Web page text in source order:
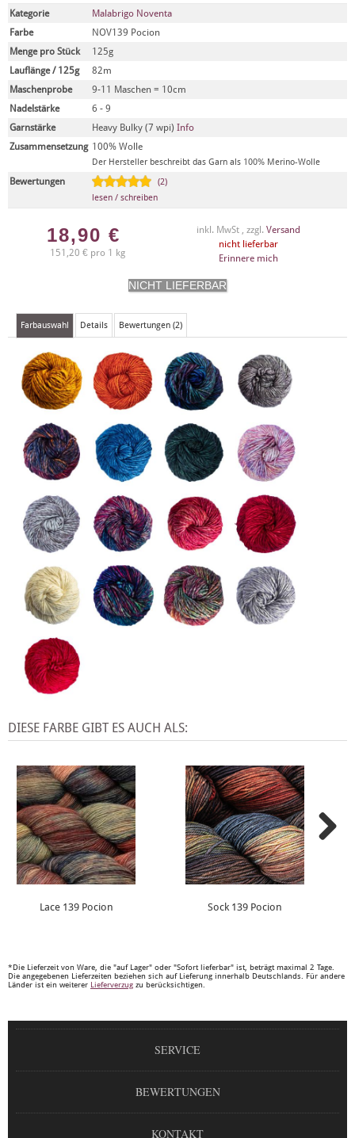
Kategorie
Malabrigo Noventa
Farbe
NOV139 Pocion
Menge pro Stück
125g
Lauflänge / 125g
82m
Maschenprobe
9-11 Maschen = 10cm
Nadelstärke
6 - 9
Garnstärke
Heavy Bulky (7 wpi) Info
Zusammensetzung 100% Wolle
Der Hersteller beschreibt das Garn als 100% Merino-Wolle
Bewertungen
(2)
lesen / schreiben
18,90 €
151,20 € pro 1 kg
inkl. MwSt , zzgl. Versand
nicht lieferbar
Erinnere mich
Farbauswahl Details Bewertungen (2)
DIESE FARBE GIBT ES AUCH ALS:
Lace 139 Pocion Sock 139 Pocion
*Die Lieferzeit von Ware, die "auf Lager" oder "Sofort lieferbar" ist, beträgt maximal 2 Tage.
Die angegebenen Lieferzeiten beziehen sich auf Lieferung innerhalb Deutschlands. Für andere
Länder ist ein weiterer Lieferverzug zu berücksichtigen.
SERVICE
BEWERTUNGEN
KONTAKT